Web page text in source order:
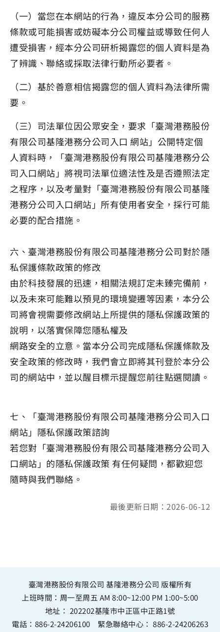
（一）當您在本網站的行為，違反本分公司的服務
條款或可能損害或妨礙本分公司權益或導致任何人
遭受損害，經本分公司研析揭露您的個人資料是為
了辨識、聯絡或採取法律行動所必要者。
（二）基於善意相信揭露您的個人資料為法律所需
要。
（三）司法單位因公眾安全，要求「臺灣港務股份
有限公司基隆港務分公司入口 網站」公開特定個
人資料時，「臺灣港務股份有限公司基隆港務分公
司入口網站」將視司法單位適法性及是否遵照法定
之程序，以及考量對「臺灣港務股份有限公司基隆
港務分公司入口網站」所有使用者安全，採行可能
必要的配合措施。
六、臺灣港務股份有限公司基隆港務分公司對於隱
私保護條款政策的修改
由於科技發展的迅速，相關法規訂定未臻完備前，
以及未來可能難以預見的環境變遷等因素，本分公
司將會視需要修改網站上所提供的隱私保護政策的
說明，以落實保障您隱私權及
網路安全的立意。當本分公司完成隱私保護條款及
安全政策的修改時，我們會立即將其刊登於本分公
司的網站中，並以醒目標示提醒您前往點選閱讀。
七、「臺灣港務股份有限公司基隆港務分公司入口
網站」隱私保護政策諮詢
若您對「臺灣港務股份有限公司基隆港務分公司入
口網站」的隱私保護政策 有任何疑問，都歡迎您
隨時與我們聯絡。
最後更新日期：2026-06-12
臺灣港務股份有限公司 基隆港務分公司 版權所有
上班時間：周一至周五 AM 8:00~12:00 PM 1:00~5:00
地址： 202202基隆市中正區中正路1號
電話： 886-2-24206100 緊急聯絡中心： 886-2-24206263